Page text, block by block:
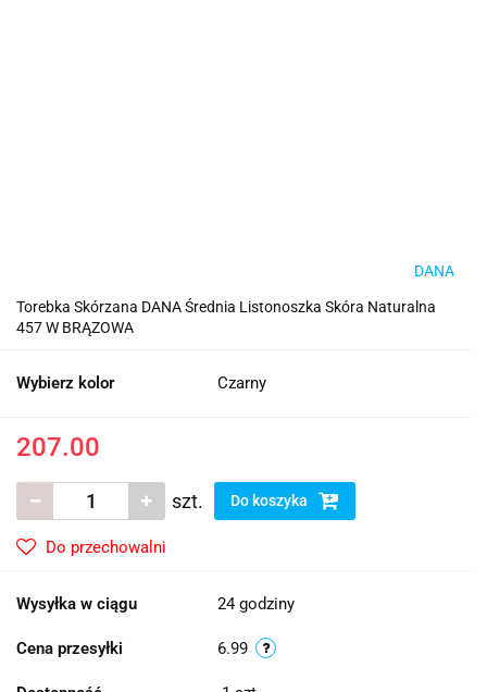
DANA
Torebka Skórzana DANA Średnia Listonoszka Skóra Naturalna
457 W BRĄZOWA
Wybierz kolor Czarny
207.00
szt. Do koszyka
Do przechowalni
Wysyłka w ciągu 24 godziny
Cena przesyłki 6.99